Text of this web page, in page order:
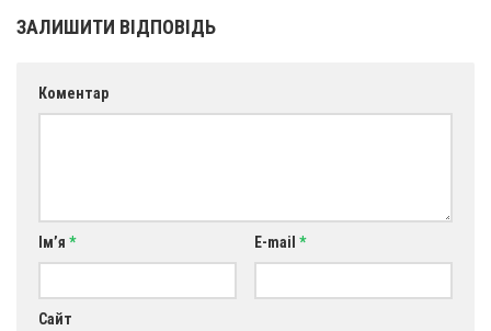
Сумщина
ЗАЛИШИТИ ВІДПОВІДЬ
Коментар
Ім’я * E-mail *
Сайт